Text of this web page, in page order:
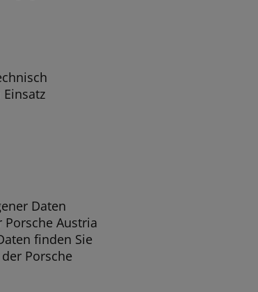
Daten
Austria
finden Sie
Porsche